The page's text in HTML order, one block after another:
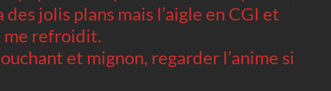
jolis plans mais l’aigle en CGI et
me refroidit.
et mignon, regarder l’anime si